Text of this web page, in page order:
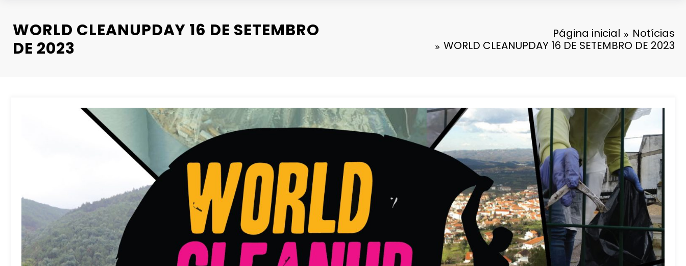
WORLD CLEANUPDAY 16 DE SETEMBRO
DE 2023
Página inicial
Notícias
WORLD CLEANUPDAY 16 DE SETEMBRO DE 2023